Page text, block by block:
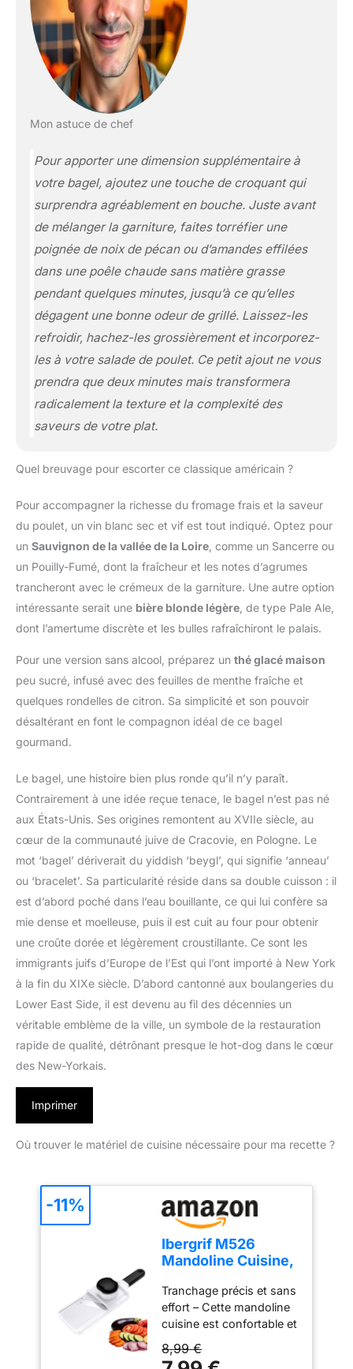
Mon astuce de chef
Pour apporter une dimension supplémentaire à
votre bagel, ajoutez une touche de croquant qui
surprendra agréablement en bouche. Juste avant
de mélanger la garniture, faites torréfier une
poignée de noix de pécan ou d’amandes effilées
dans une poêle chaude sans matière grasse
pendant quelques minutes, jusqu’à ce qu’elles
dégagent une bonne odeur de grillé. Laissez-les
refroidir, hachez-les grossièrement et incorporez-
les à votre salade de poulet. Ce petit ajout ne vous
prendra que deux minutes mais transformera
radicalement la texture et la complexité des
saveurs de votre plat.
Quel breuvage pour escorter ce classique américain ?
Pour accompagner la richesse du fromage frais et la saveur
du poulet, un vin blanc sec et vif est tout indiqué. Optez pour
un Sauvignon de la vallée de la Loire , comme un Sancerre ou
un Pouilly-Fumé, dont la fraîcheur et les notes d’agrumes
trancheront avec le crémeux de la garniture. Une autre option
intéressante serait une bière blonde légère , de type Pale Ale,
dont l’amertume discrète et les bulles rafraîchiront le palais.
Pour une version sans alcool, préparez un thé glacé maison
peu sucré, infusé avec des feuilles de menthe fraîche et
quelques rondelles de citron. Sa simplicité et son pouvoir
désaltérant en font le compagnon idéal de ce bagel
gourmand.
Le bagel, une histoire bien plus ronde qu’il n’y paraît.
Contrairement à une idée reçue tenace, le bagel n’est pas né
aux États-Unis. Ses origines remontent au XVIIe siècle, au
cœur de la communauté juive de Cracovie, en Pologne. Le
mot ‘bagel’ dériverait du yiddish ‘beygl’, qui signifie ‘anneau’
ou ‘bracelet’. Sa particularité réside dans sa double cuisson : il
est d’abord poché dans l’eau bouillante, ce qui lui confère sa
mie dense et moelleuse, puis il est cuit au four pour obtenir
une croûte dorée et légèrement croustillante. Ce sont les
immigrants juifs d’Europe de l’Est qui l’ont importé à New York
à la fin du XIXe siècle. D’abord cantonné aux boulangeries du
Lower East Side, il est devenu au fil des décennies un
véritable emblème de la ville, un symbole de la restauration
rapide de qualité, détrônant presque le hot-dog dans le cœur
des New-Yorkais.
Imprimer
Où trouver le matériel de cuisine nécessaire pour ma recette ?
Ibergrif M526
Mandoline Cuisine,
Réglable 1–4 mm
Tranchage précis et sans
effort – Cette mandoline
cuisine est confortable et
permet d’obtenir des
8,99 €
-11%